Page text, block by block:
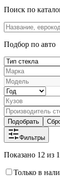
Поиск по
Подбор по авто
Подобрать
Фильтры
Показано 12 из
Только в